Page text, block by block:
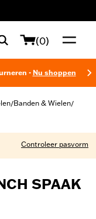
(0)
- Nu shoppen
/Banden & Wielen/
Controleer pasvorm
SPAAK